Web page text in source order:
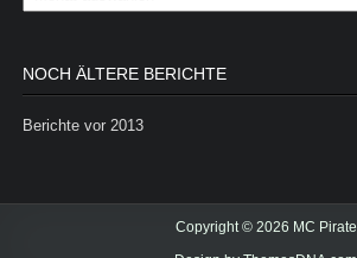
NOCH ÄLTERE BERICHTE
Berichte vor 2013
Copyright © 2026 MC Pirate